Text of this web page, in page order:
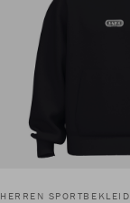
HERREN